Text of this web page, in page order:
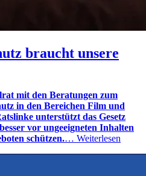
braucht unsere
mit den Beratungen zum
in den Bereichen Film und
unterstützt das Gesetz
vor ungeeigneten Inhalten
schützen.… Weiterlesen